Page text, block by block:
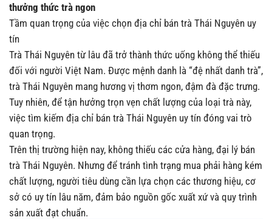
thưởng thức trà ngon
Tầm quan trọng của việc chọn địa chỉ bán trà Thái Nguyên uy
tín
Trà Thái Nguyên từ lâu đã trở thành thức uống không thể thiếu
đối với người Việt Nam. Được mệnh danh là “đệ nhất danh trà”,
trà Thái Nguyên mang hương vị thơm ngon, đậm đà đặc trưng.
Tuy nhiên, để tận hưởng trọn vẹn chất lượng của loại trà này,
việc tìm kiếm địa chỉ bán trà Thái Nguyên uy tín đóng vai trò
quan trọng.
Trên thị trường hiện nay, không thiếu các cửa hàng, đại lý bán
trà Thái Nguyên. Nhưng để tránh tình trạng mua phải hàng kém
chất lượng, người tiêu dùng cần lựa chọn các thương hiệu, cơ
sở có uy tín lâu năm, đảm bảo nguồn gốc xuất xứ và quy trình
sản xuất đạt chuẩn.